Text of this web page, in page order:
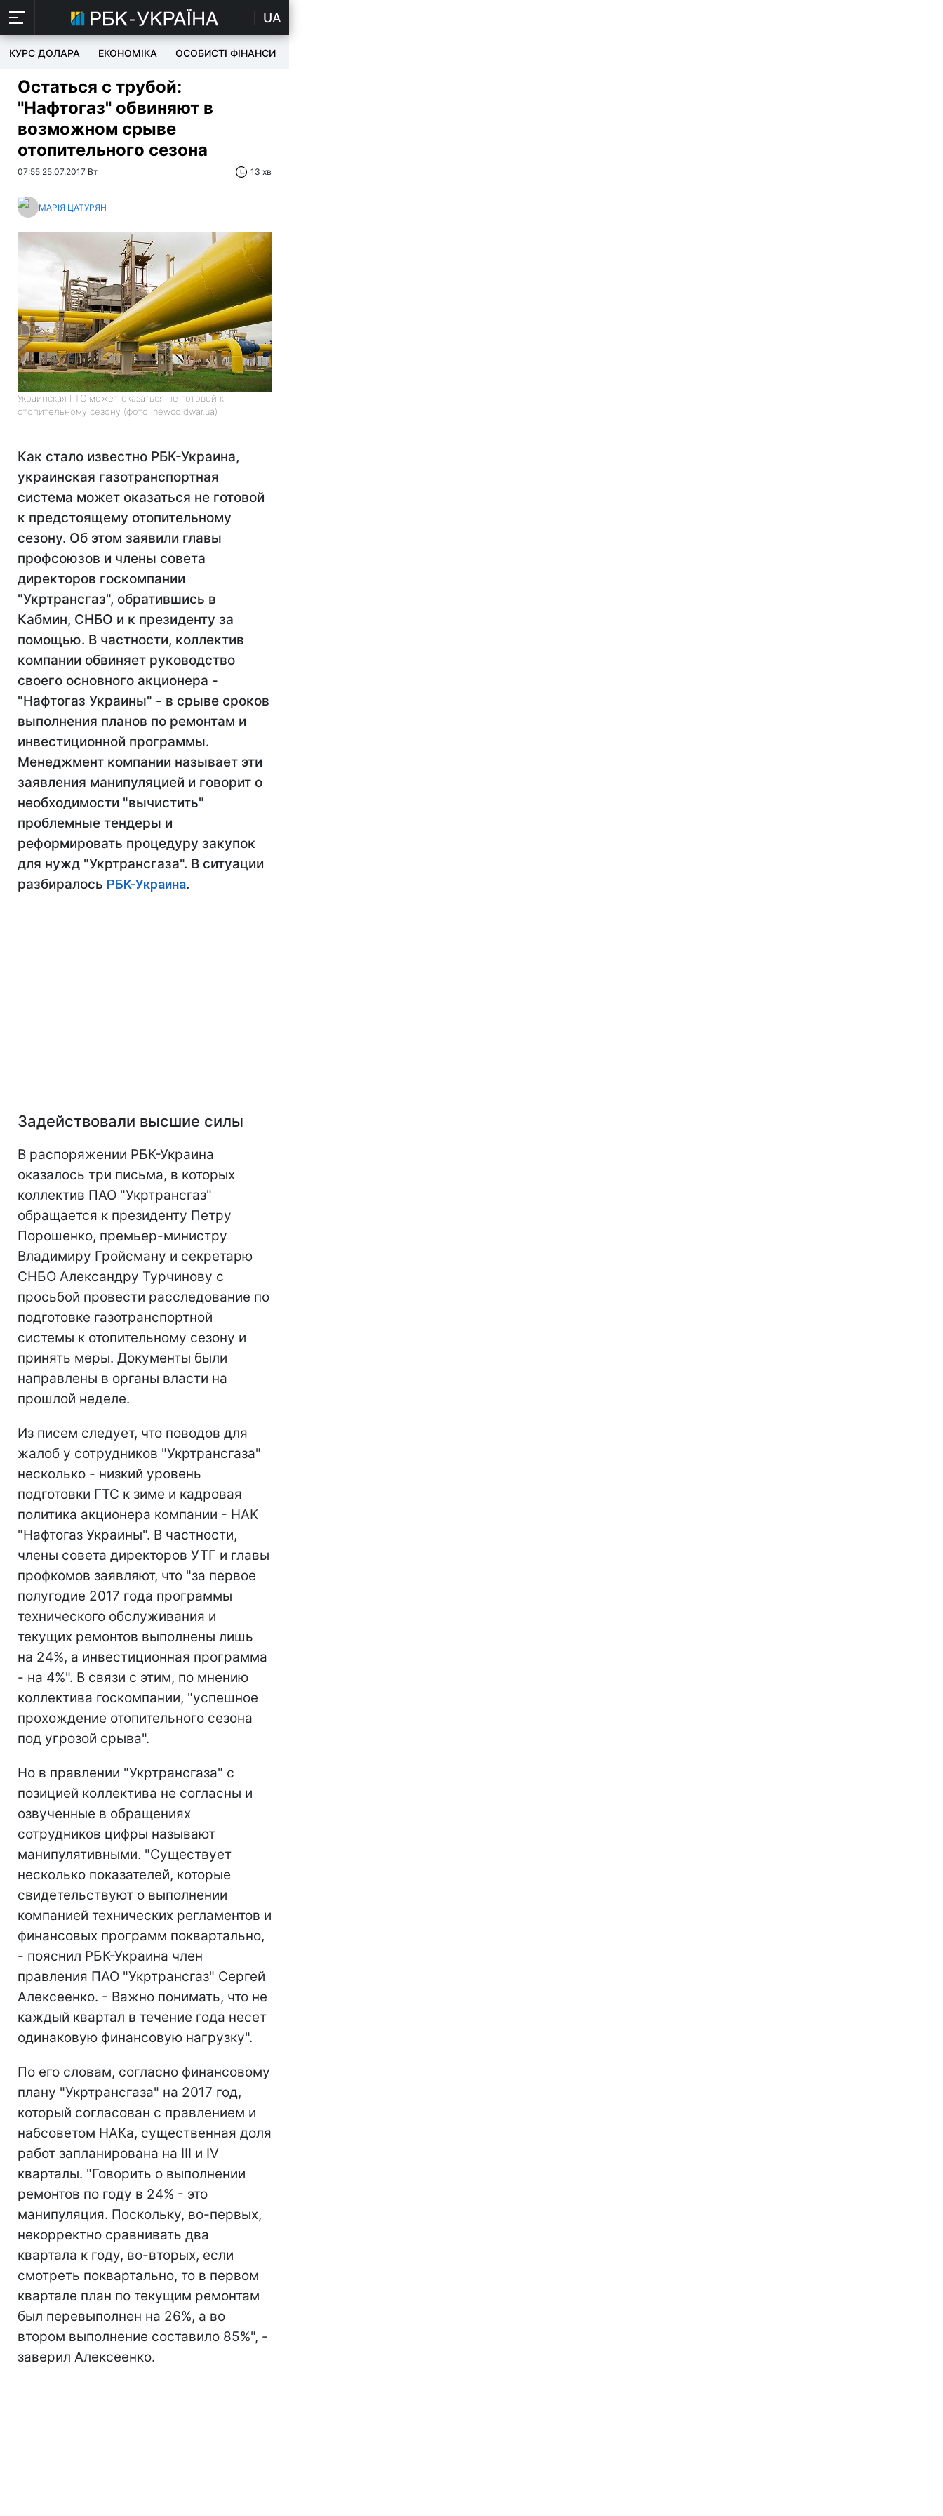
UA
КУРС ДОЛАРА ЕКОНОМІКА ОСОБИСТІ ФІНАНСИ
Остаться с трубой:
"Нафтогаз" обвиняют в
возможном срыве
отопительного сезона
07:55 25.07.2017 Вт 13 хв
МАРІЯ ЦАТУРЯН
Украинская ГТС может оказаться не готовой к
отопительному сезону (фото: newcoldwar.ua)
Как стало известно РБК-Украина,
украинская газотранспортная
система может оказаться не готовой
к предстоящему отопительному
сезону. Об этом заявили главы
профсоюзов и члены совета
директоров госкомпании
"Укртрансгаз", обратившись в
Кабмин, СНБО и к президенту за
помощью. В частности, коллектив
компании обвиняет руководство
своего основного акционера -
"Нафтогаз Украины" - в срыве сроков
выполнения планов по ремонтам и
инвестиционной программы.
Менеджмент компании называет эти
заявления манипуляцией и говорит о
необходимости "вычистить"
проблемные тендеры и
реформировать процедуру закупок
для нужд "Укртрансгаза". В ситуации
разбиралось РБК-Украина.
Задействовали высшие силы
В распоряжении РБК-Украина
оказалось три письма, в которых
коллектив ПАО "Укртрансгаз"
обращается к президенту Петру
Порошенко, премьер-министру
Владимиру Гройсману и секретарю
СНБО Александру Турчинову с
просьбой провести расследование по
подготовке газотранспортной
системы к отопительному сезону и
принять меры. Документы были
направлены в органы власти на
прошлой неделе.
Из писем следует, что поводов для
жалоб у сотрудников "Укртрансгаза"
несколько - низкий уровень
подготовки ГТС к зиме и кадровая
политика акционера компании - НАК
"Нафтогаз Украины". В частности,
члены совета директоров УТГ и главы
профкомов заявляют, что "за первое
полугодие 2017 года программы
технического обслуживания и
текущих ремонтов выполнены лишь
на 24%, а инвестиционная программа
- на 4%". В связи с этим, по мнению
коллектива госкомпании, "успешное
прохождение отопительного сезона
под угрозой срыва".
Но в правлении "Укртрансгаза" с
позицией коллектива не согласны и
озвученные в обращениях
сотрудников цифры называют
манипулятивными. "Существует
несколько показателей, которые
свидетельствуют о выполнении
компанией технических регламентов и
финансовых программ поквартально,
- пояснил РБК-Украина член
правления ПАО "Укртрансгаз" Сергей
Алексеенко. - Важно понимать, что не
каждый квартал в течение года несет
одинаковую финансовую нагрузку".
По его словам, согласно финансовому
плану "Укртрансгаза" на 2017 год,
который согласован с правлением и
набсоветом НАКа, существенная доля
работ запланирована на III и IV
кварталы. "Говорить о выполнении
ремонтов по году в 24% - это
манипуляция. Поскольку, во-первых,
некорректно сравнивать два
квартала к году, во-вторых, если
смотреть поквартально, то в первом
квартале план по текущим ремонтам
был перевыполнен на 26%, а во
втором выполнение составило 85%", -
заверил Алексеенко.